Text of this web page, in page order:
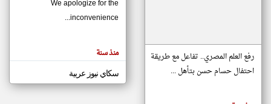
مصادر الأخبار من موريتانيا
اخبار موريتانيا على مدار الساعة
أهم اخبار موريتانيا العاجلة والمباشرة
المقالات
الموجوده
هنا عن
رفع العلم المصري.. تفاعل مع طريقة
احتفال حسام حسن بتأهل ...
We apologize for the
inconvenience...
منذ سنة
سكاي نيوز عربية
klyoum.com